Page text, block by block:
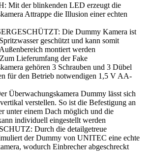
Mit der blinkenden LED erzeugt die
Attrappe die Illusion einer echten
Die Dummy Kamera ist
geschützt und kann somit
montiert werden
Lieferumfang der Fake
gehören 3 Schrauben und 3 Dübel
für den Betrieb notwendigen 1,5 V AA-
Überwachungskamera Dummy lässt sich
verstellen. So ist die Befestigung an
unter einem Dach möglich und die
individuell eingestellt werden
Durch die detailgetreue
der Dummy von UNITEC eine echte
wodurch Einbrecher abgeschreckt